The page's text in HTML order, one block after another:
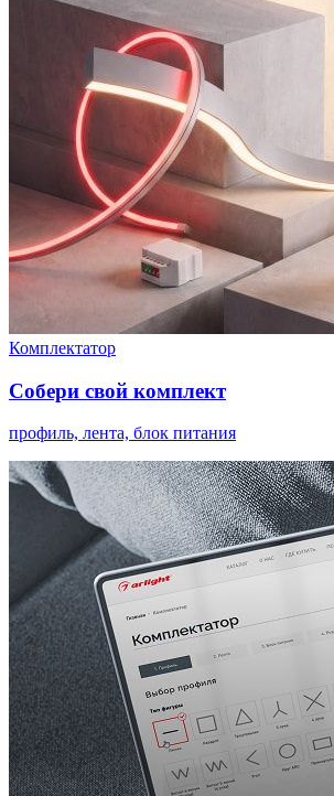
Комплектатор
Собери свой комплект
профиль, лента, блок питания